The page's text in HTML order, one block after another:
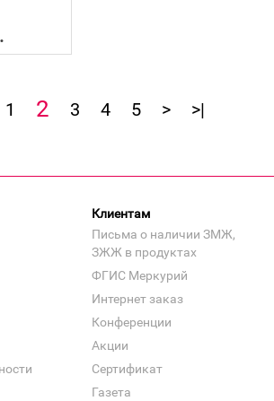
1 2 3 4 5 > >|
Клиентам
Письма о наличии ЗМЖ,
ЗЖЖ в продуктах
ФГИС Меркурий
Интернет заказ
Конференции
Акции
Сертификат
Газета